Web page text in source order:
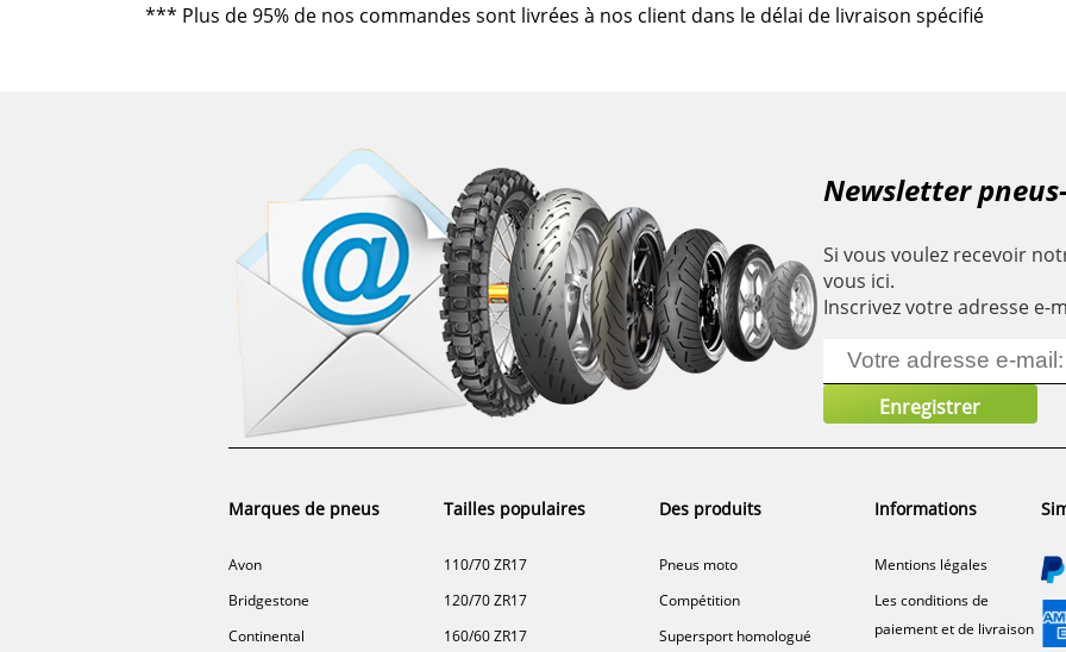
*** Plus de 95% de nos commandes sont livrées à nos client dans le délai de livraison spécifié
Newsletter
Si vous voulez recevoir
vous ici.
Inscrivez votre adresse e-
Marques de pneus
Avon
Bridgestone
Continental
Tailles populaires
110/70 ZR17
120/70 ZR17
160/60 ZR17
Des produits
Pneus moto
Compétition
Supersport homologué
Informations
Mentions légales
Les conditions de
paiement et de livraison